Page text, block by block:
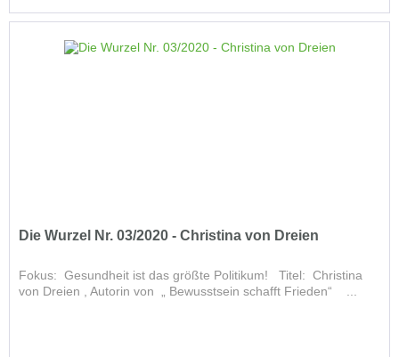
Die Wurzel Nr. 03/2020 - Christina von Dreien
Fokus: Gesundheit ist das größte Politikum! Titel: Christina
von Dreien , Autorin von „ Bewusstsein schafft Frieden“ ...